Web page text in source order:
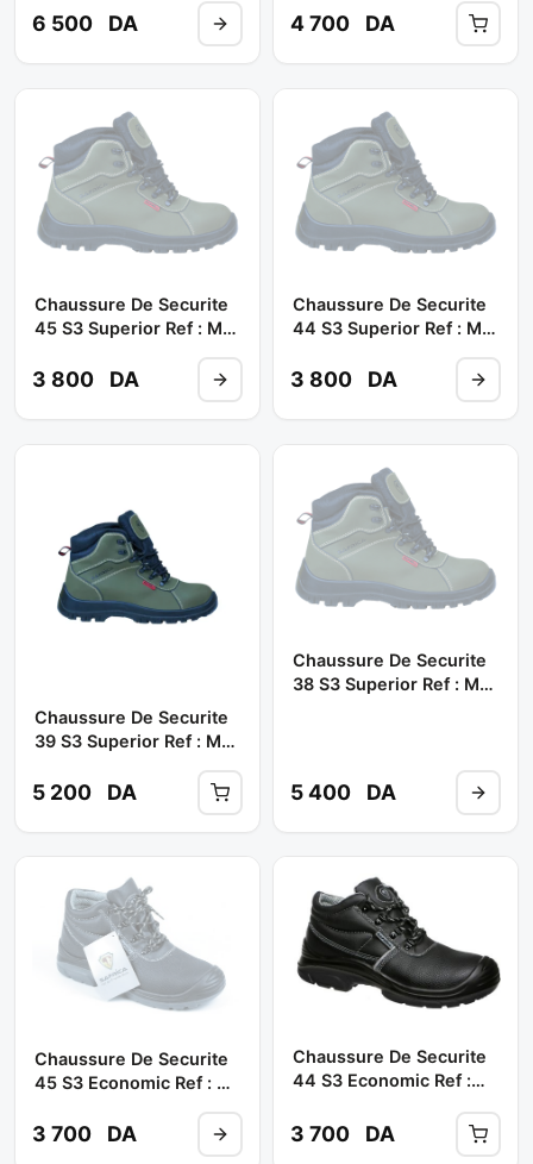
6 500 DA
SAFRICA
4 700 DA
Chaussure De Securite
45 S3 Superior Ref : M-
SAFRICA
3 800 DA
Chaussure De Securite
44 S3 Superior Ref : M-
SAFRICA
3 800 DA
Chaussure De Securite
39 S3 Superior Ref : M-
SAFRICA
5 200 DA
Chaussure De Securite
38 S3 Superior Ref : M-
5 400 DA
Chaussure De Securite
45 S3 Economic Ref : M-
8004 / E-10218 (haute)
** SAFRICA
3 700 DA
Chaussure De Securite
44 S3 Economic Ref :
(haute) ** SAFRICA
3 700 DA